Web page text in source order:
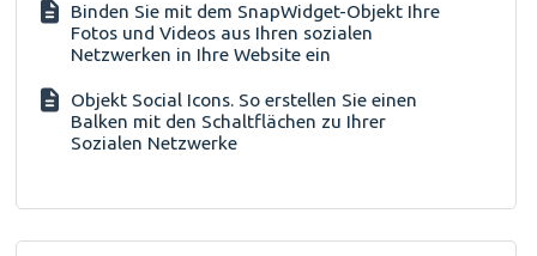
Binden Sie mit dem SnapWidget-Objekt Ihre
Fotos und Videos aus Ihren sozialen
Netzwerken in Ihre Website ein
Objekt Social Icons. So erstellen Sie einen
Balken mit den Schaltflächen zu Ihrer
Sozialen Netzwerke